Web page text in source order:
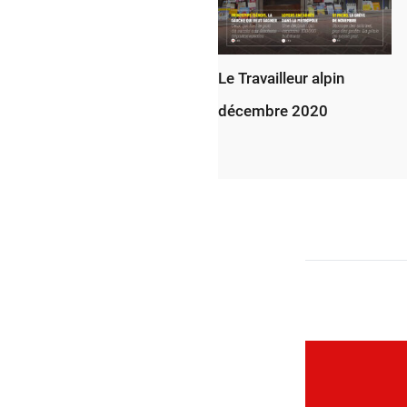
Le Travailleur alpin
décembre 2020